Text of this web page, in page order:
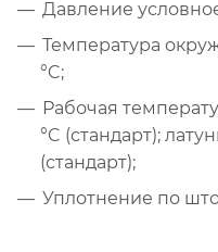
Давление
Температура
°C;
Рабочая
°C (стандарт);
(стандарт);
Уплотнение по